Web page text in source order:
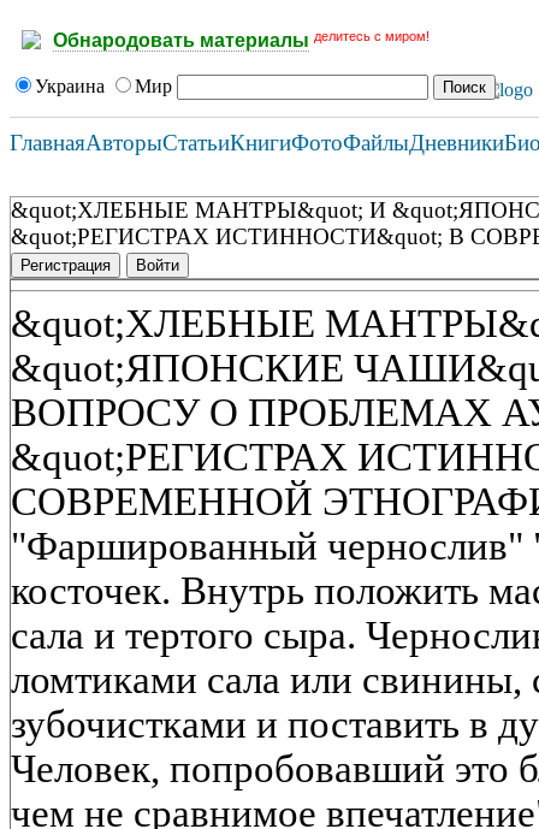
Обнародовать материалы делитесь с миром!
Украина Мир
ГлавнаяАвторыСтатьиКнигиФотоФайлыДневники
&quot;ХЛЕБНЫЕ МАНТРЫ&quot; И
&quot;РЕГИСТРАХ ИСТИННОСТИ&quot; В
Регистрация Войти
&quot;ХЛЕБНЫЕ
&quot;ЯПОНСКИЕ
ВОПРОСУ О ПРОБЛЕМАХ
&quot;РЕГИСТРАХ
СОВРЕМЕННОЙ
"Фаршированный чернослив"
косточек. Внутрь положить
сала и тертого сыра.
ломтиками сала или свинины,
зубочистками и поставить в
Человек, попробовавший это
чем не сравнимое